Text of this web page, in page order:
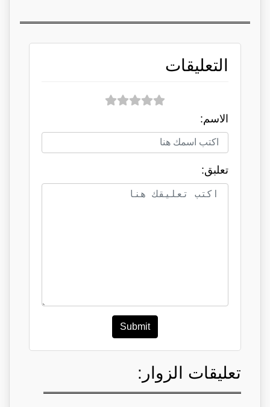
التعليقات
الاسم:
تعلبق:
Submit
تعليقات الزوار: